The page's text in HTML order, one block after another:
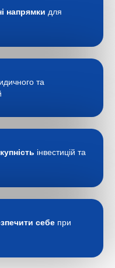
напрямки для
та
інвестицій та
себе при